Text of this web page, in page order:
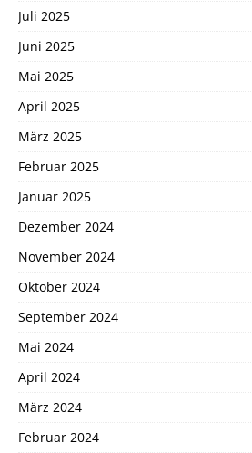
Juli 2025
Juni 2025
Mai 2025
April 2025
März 2025
Februar 2025
Januar 2025
Dezember 2024
November 2024
Oktober 2024
September 2024
Mai 2024
April 2024
März 2024
Februar 2024